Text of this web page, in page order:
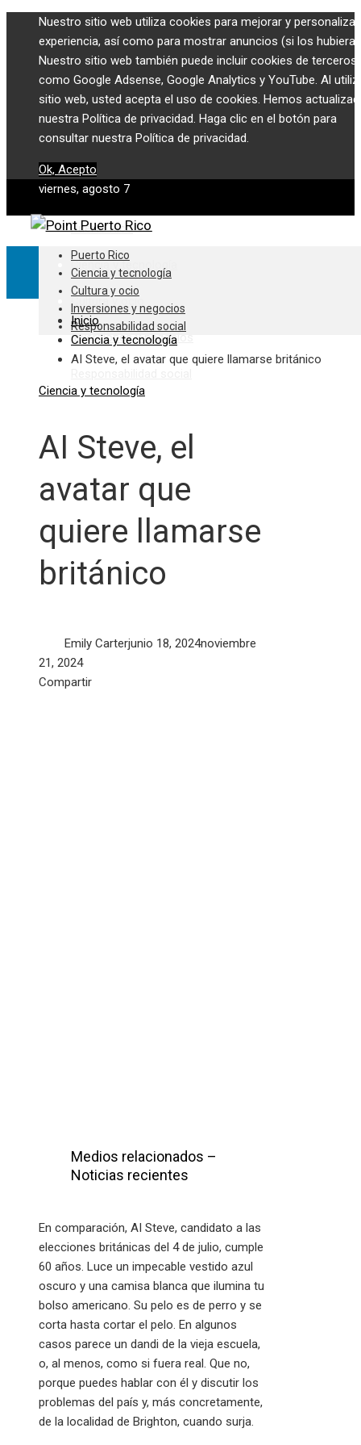
Nuestro sitio web utiliza cookies para mejorar y
experiencia, así como para mostrar anuncios (si los hubiera).
Nuestro sitio web también puede incluir cookies de terceros,
como Google Adsense, Google Analytics y YouTube. Al
sitio web, usted acepta el uso de cookies. Hemos
nuestra Política de privacidad. Haga clic en el botón para
consultar nuestra Política de privacidad.
Ok, Acepto
viernes, agosto 7
Puerto Rico
Ciencia y tecnología
Cultura y ocio
Inversiones y negocios
Puerto Rico
Ciencia y tecnología
Cultura y ocio
Inversiones y negocios
Responsabilidad social
Inicio
Ciencia y tecnología
AI Steve, el avatar que quiere llamarse británico
Ciencia y tecnología
AI Steve, el
avatar que
quiere llamarse
británico
Emily Carterjunio 18, 2024noviembre
21, 2024
Facebook
Twitter
LinkedIn
Pinterest
Stumbleupon
Email
Compartir
Medios relacionados –
Noticias recientes
En comparación, AI Steve, candidato a las
elecciones británicas del 4 de julio, cumple
60 años. Luce un impecable vestido azul
oscuro y una camisa blanca que ilumina tu
bolso americano. Su pelo es de perro y se
corta hasta cortar el pelo. En algunos
casos parece un dandi de la vieja escuela,
o, al menos, como si fuera real. Que no,
porque puedes hablar con él y discutir los
problemas del país y, más concretamente,
de la localidad de Brighton, cuando surja.